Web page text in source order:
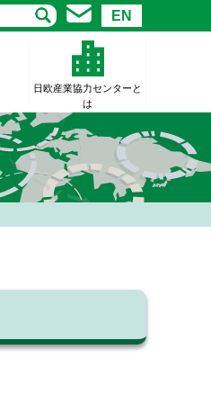
EN
日欧産業協力センターと
は